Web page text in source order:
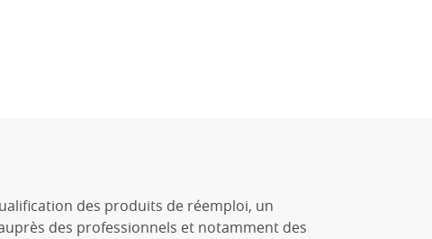
des produits de réemploi, un
des professionnels et notamment des